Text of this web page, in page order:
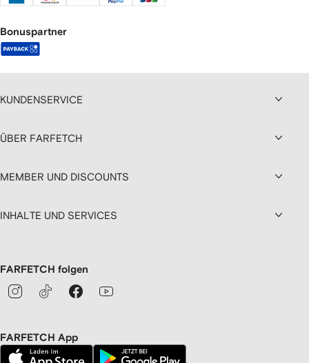
Bonuspartner
KUNDENSERVICE
ÜBER FARFETCH
MEMBER UND DISCOUNTS
INHALTE UND SERVICES
FARFETCH folgen
FARFETCH App